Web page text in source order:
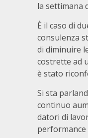
la settimana
È il caso di
consulenza
di diminuire
costrette ad
è stato
Si sta
continuo
datori di